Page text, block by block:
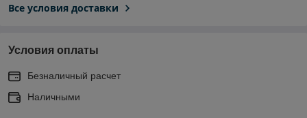
Все условия доставки
Условия оплаты
Безналичный расчет
Наличными